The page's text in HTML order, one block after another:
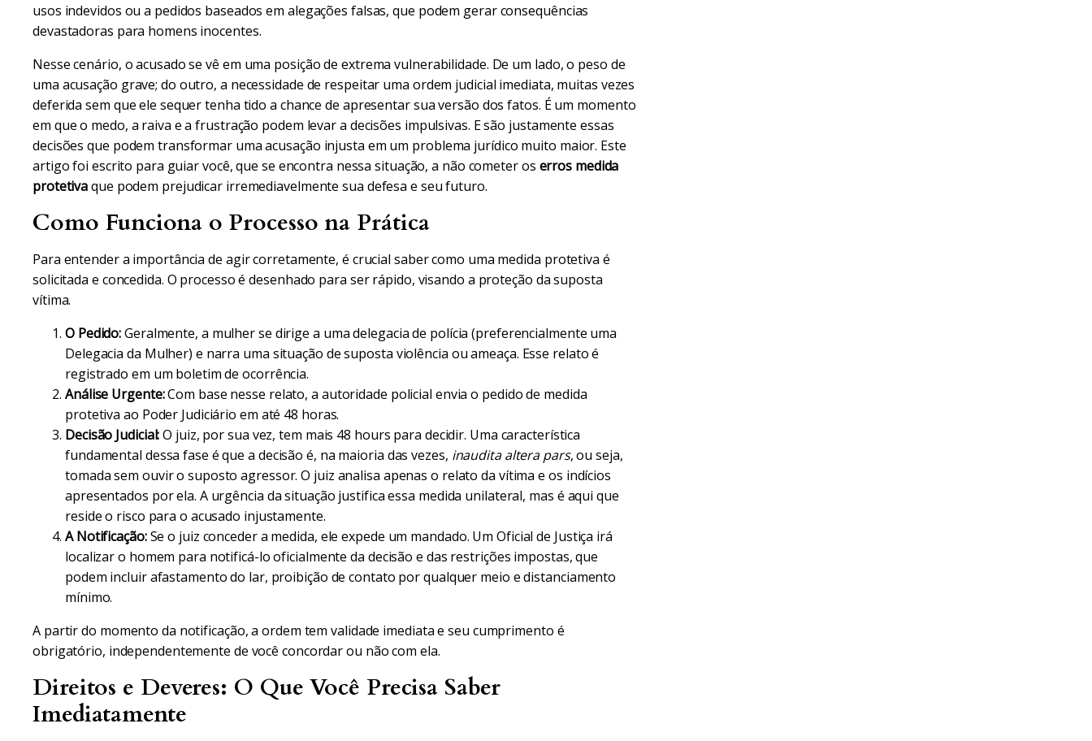
usos indevidos ou a pedidos baseados em alegações falsas, que podem gerar consequências
devastadoras para homens inocentes.
Nesse cenário, o acusado se vê em uma posição de extrema vulnerabilidade. De um lado, o peso de
uma acusação grave; do outro, a necessidade de respeitar uma ordem judicial imediata, muitas vezes
deferida sem que ele sequer tenha tido a chance de apresentar sua versão dos fatos. É um momento
em que o medo, a raiva e a frustração podem levar a decisões impulsivas. E são justamente essas
decisões que podem transformar uma acusação injusta em um problema jurídico muito maior. Este
artigo foi escrito para guiar você, que se encontra nessa situação, a não cometer os erros medida
protetivaque podem prejudicar irremediavelmente sua defesa e seu futuro.
Como Funciona o Processo na Prática
Para entender a importância de agir corretamente, é crucial saber como uma medida protetiva é
solicitada e concedida. O processo é desenhado para ser rápido, visando a proteção da suposta
vítima.
O Pedido:Geralmente, a mulher se dirige a uma delegacia de polícia (preferencialmente uma
Delegacia da Mulher) e narra uma situação de suposta violência ou ameaça. Esse relato é
registrado em um boletim de ocorrência.
Análise Urgente:Com base nesse relato, a autoridade policial envia o pedido de medida
protetiva ao Poder Judiciário em até 48 horas.
Decisão Judicial:O juiz, por sua vez, tem mais 48 hours para decidir. Uma característica
fundamental dessa fase é que a decisão é, na maioria das vezes, inaudita altera pars, ou seja,
tomada sem ouvir o suposto agressor. O juiz analisa apenas o relato da vítima e os indícios
apresentados por ela. A urgência da situação justifica essa medida unilateral, mas é aqui que
reside o risco para o acusado injustamente.
A Notificação:Se o juiz conceder a medida, ele expede um mandado. Um Oficial de Justiça irá
localizar o homem para notificá-lo oficialmente da decisão e das restrições impostas, que
podem incluir afastamento do lar, proibição de contato por qualquer meio e distanciamento
mínimo.
A partir do momento da notificação, a ordem tem validade imediata e seu cumprimento é
obrigatório, independentemente de você concordar ou não com ela.
Direitos e Deveres: O Que Você Precisa Saber
Imediatamente